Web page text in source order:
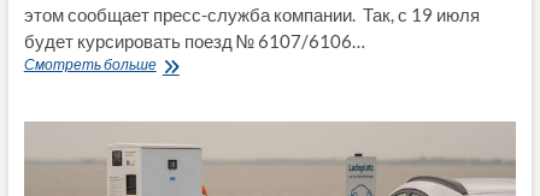
этом сообщает пресс-служба компании. Так, с 19 июля
будет курсировать поезд № 6107/6106…
Смотреть большеВозобновляется
Сватово
—
Попасная